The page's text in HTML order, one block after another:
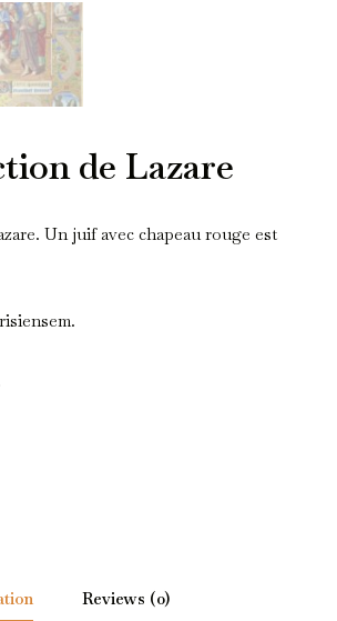
de Lazare
Un juif avec chapeau rouge est
Reviews (0)